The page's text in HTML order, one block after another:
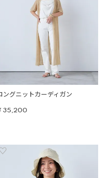
ングニットカーディガン
35,200